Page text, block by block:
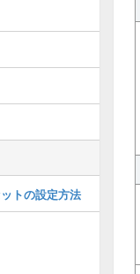
トの設定方法